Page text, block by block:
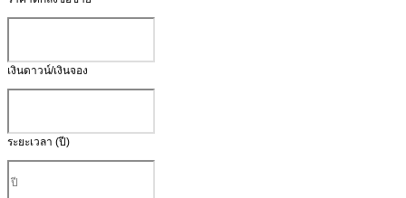
เงินดาวน์/เงินจอง
ระยะเวลา (ปี)